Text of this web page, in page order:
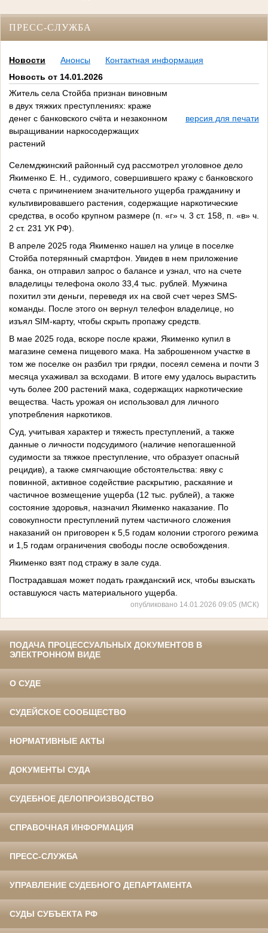
ПРЕСС-СЛУЖБА
Новости Анонсы
Контактная информация
Новость от 14.01.2026
Житель села Стойба признан виновным
в двух тяжких преступлениях: краже
денег с банковского счёта и незаконном
выращивании наркосодержащих
растений
версия для печати
Селемджинский районный суд рассмотрел уголовное дело
Якименко Е. Н., судимого, совершившего кражу с банковского
счета с причинением значительного ущерба гражданину и
культивировавшего растения, содержащие наркотические
средства, в особо крупном размере (п. «г» ч. 3 ст. 158, п. «в» ч.
2 ст. 231 УК РФ).
В апреле 2025 года Якименко нашел на улице в поселке
Стойба потерянный смартфон. Увидев в нем приложение
банка, он отправил запрос о балансе и узнал, что на счете
владелицы телефона около 33,4 тыс. рублей. Мужчина
похитил эти деньги, переведя их на свой счет через SMS-
команды. После этого он вернул телефон владелице, но
изъял SIM-карту, чтобы скрыть пропажу средств.
В мае 2025 года, вскоре после кражи, Якименко купил в
магазине семена пищевого мака. На заброшенном участке в
том же поселке он разбил три грядки, посеял семена и почти 3
месяца ухаживал за всходами. В итоге ему удалось вырастить
чуть более 200 растений мака, содержащих наркотические
вещества. Часть урожая он использовал для личного
употребления наркотиков.
Суд, учитывая характер и тяжесть преступлений, а также
данные о личности подсудимого (наличие непогашенной
судимости за тяжкое преступление, что образует опасный
рецидив), а также смягчающие обстоятельства: явку с
повинной, активное содействие раскрытию, раскаяние и
частичное возмещение ущерба (12 тыс. рублей), а также
состояние здоровья, назначил Якименко наказание. По
совокупности преступлений путем частичного сложения
наказаний он приговорен к 5,5 годам колонии строгого режима
и 1,5 годам ограничения свободы после освобождения.
Якименко взят под стражу в зале суда.
Пострадавшая может подать гражданский иск, чтобы взыскать
оставшуюся часть материального ущерба.
опубликовано 14.01.2026 09:05 (МСК)
ПОДАЧА ПРОЦЕССУАЛЬНЫХ ДОКУМЕНТОВ В
ЭЛЕКТРОННОМ ВИДЕ
О СУДЕ
СУДЕЙСКОЕ СООБЩЕСТВО
НОРМАТИВНЫЕ АКТЫ
ДОКУМЕНТЫ СУДА
СУДЕБНОЕ ДЕЛОПРОИЗВОДСТВО
СПРАВОЧНАЯ ИНФОРМАЦИЯ
ПРЕСС-СЛУЖБА
УПРАВЛЕНИЕ СУДЕБНОГО ДЕПАРТАМЕНТА
СУДЫ СУБЪЕКТА РФ